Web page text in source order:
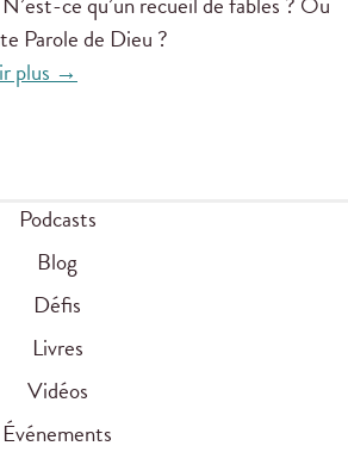
Parole de Dieu ?
plus →
Podcasts
Blog
Défis
Livres
Vidéos
Événements